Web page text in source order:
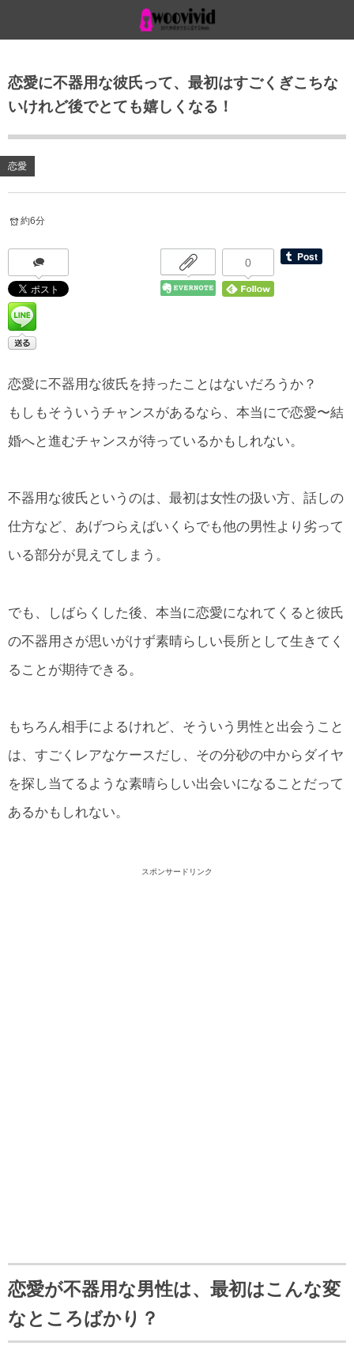
恋愛に不器用な彼氏って、最初はすごくぎこちな
いけれど後でとても嬉しくなる！
恋愛
約6分
0
恋愛に不器用な彼氏を持ったことはないだろうか？
もしもそういうチャンスがあるなら、本当にで恋愛〜結
婚へと進むチャンスが待っているかもしれない。
不器用な彼氏というのは、最初は女性の扱い方、話しの
仕方など、あげつらえばいくらでも他の男性より劣って
いる部分が見えてしまう。
でも、しばらくした後、本当に恋愛になれてくると彼氏
の不器用さが思いがけず素晴らしい長所として生きてく
ることが期待できる。
もちろん相手によるけれど、そういう男性と出会うこと
は、すごくレアなケースだし、その分砂の中からダイヤ
を探し当てるような素晴らしい出会いになることだって
あるかもしれない。
スポンサードリンク
恋愛が不器用な男性は、最初はこんな変
なところばかり？